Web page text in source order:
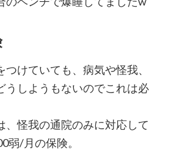
つけていても、病気や怪我、
うしようもないのでこれは必
、怪我の通院のみに対応して
弱/月の保険。